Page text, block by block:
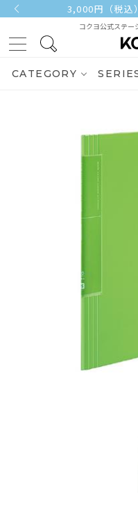
3,000円（税込
コクヨ公式ステー
CATEGORY